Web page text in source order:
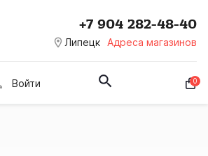
room Липецк Адреса магазинов
+7 904 282-48-40
Войти 0